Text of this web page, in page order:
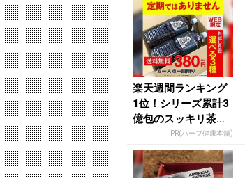
楽天週間ランキング
1位！シリーズ累計3
億包のスッキリ茶。
380円でお試し
PR(ハーブ健康本舗)